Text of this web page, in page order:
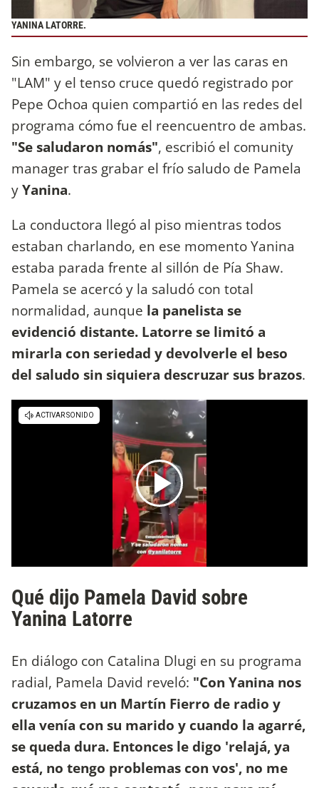
YANINA LATORRE.
Sin embargo, se volvieron a ver las caras en
"LAM" y el tenso cruce quedó registrado por
Pepe Ochoa quien compartió en las redes del
programa cómo fue el reencuentro de ambas.
"Se saludaron nomás", escribió el comunity
manager tras grabar el frío saludo de Pamela
yYanina.
La conductora llegó al piso mientras todos
estaban charlando, en ese momento Yanina
estaba parada frente al sillón de Pía Shaw.
Pamela se acercó y la saludó con total
normalidad, aunque la panelista se
evidenció distante. Latorre se limitó a
mirarla con seriedad y devolverle el beso
del saludo sin siquiera descruzar sus brazos.
Qué dijo Pamela David sobre
Yanina Latorre
En diálogo con Catalina Dlugi en su programa
radial, Pamela David reveló: "Con Yanina nos
cruzamos en un Martín Fierro de radio y
ella venía con su marido y cuando la agarré,
se queda dura. Entonces le digo 'relajá, ya
está, no tengo problemas con vos', no me